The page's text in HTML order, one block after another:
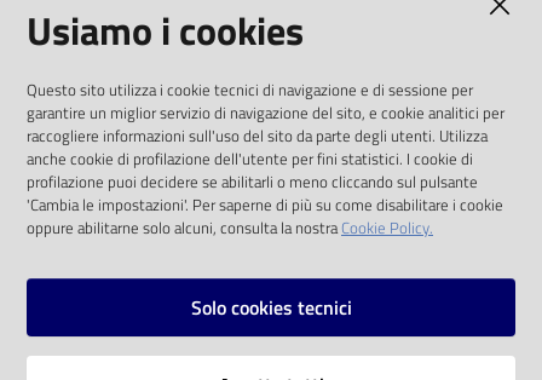
solo alle condizioni previste dalla direttiva
comunitaria 2003/98/CE e dal d.lgs. 36/2006
SOCIAL
Instagram
Usiamo i cookies
Questo sito utilizza i cookie tecnici di navigazione e di sessione per
garantire un miglior servizio di navigazione del sito, e cookie analitici per
raccogliere informazioni sull'uso del sito da parte degli utenti. Utilizza
anche cookie di profilazione dell'utente per fini statistici. I cookie di
profilazione puoi decidere se abilitarli o meno cliccando sul pulsante
'Cambia le impostazioni'. Per saperne di più su come disabilitare i cookie
oppure abilitarne solo alcuni, consulta la nostraCookie Policy.
Solo cookies tecnici